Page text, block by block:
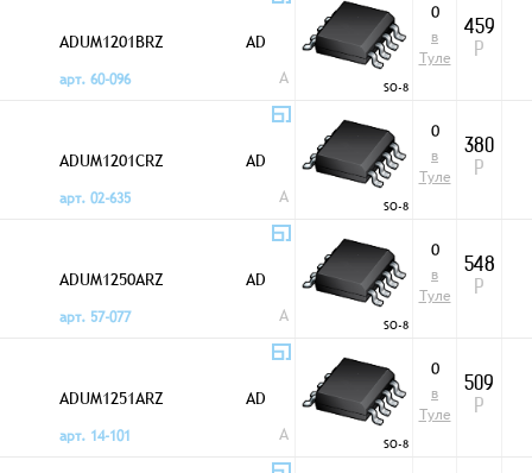
ADUM1201BRZ
AD
арт. 60-096
A SO-8
0
в
Туле
459
Р
ADUM1201CRZ
AD
арт. 02-635
A SO-8
0
в
Туле
380
Р
ADUM1250ARZ
AD
арт. 57-077
A SO-8
0
в
Туле
548
Р
ADUM1251ARZ
AD
арт. 14-101
A SO-8
0
в
Туле
509
Р